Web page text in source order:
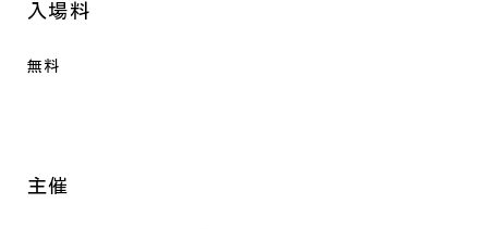
入場料
無料
主催